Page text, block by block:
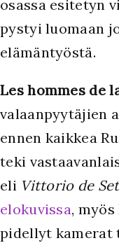
osassa esitetyn
pystyi luomaan
elämäntyöstä.
Les hommes de
valaanpyytäjien
ennen kaikkea
teki
eli Vittorio de
elokuvissa,
pidellyt kamerat